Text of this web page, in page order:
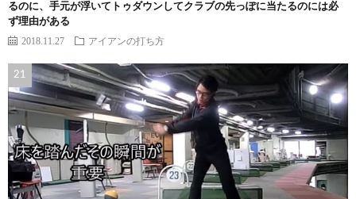
るのに、手元が浮いてトゥダウンしてクラブの先っぽに当たるのには必
ず理由がある
2018.11.27 アイアンの打ち方